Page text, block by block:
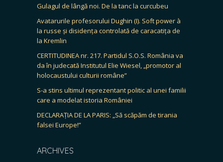
Gulagul de lângă noi. De la tanc la curcubeu
Avatarurile profesorului Dughin (I). Soft power à
la russe și disidența controlată de caracatița de
la Kremlin
CERTITUDINEA nr. 217. Partidul S.O.S. România va
da în judecată Institutul Elie Wiesel, „promotor al
holocaustului culturii române”
S-a stins ultimul reprezentant politic al unei familii
care a modelat istoria României
DECLARAȚIA DE LA PARIS: „Să scăpăm de tirania
falsei Europe!”
ARCHIVES